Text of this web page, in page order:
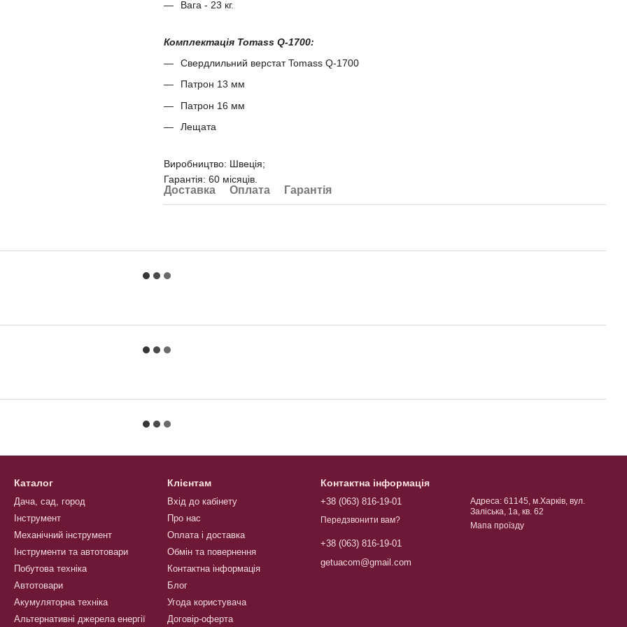
Вага - 23 кг.
Комплектація Tomass Q-1700:
Свердлильний верстат Tomass Q-1700
Патрон 13 мм
Патрон 16 мм
Лещата
Виробництво: Швеція;
Гарантія: 60 місяців.
Доставка Оплата Гарантія
Каталог
Дача, сад, город
Інструмент
Механічний інструмент
Інструменти та автотовари
Побутова техніка
Автотовари
Акумуляторна техніка
Альтернативні джерела енергії
Клієнтам
Вхід до кабінету
Про нас
Оплата і доставка
Обмін та повернення
Контактна інформація
Блог
Угода користувача
Договір-оферта
Контактна інформація
+38 (063) 816-19-01
Передзвонити вам?
+38 (063) 816-19-01
getuacom@gmail.com
Адреса: 61145, м.Харків, вул.
Заліська, 1а, кв. 62
Мапа проїзду